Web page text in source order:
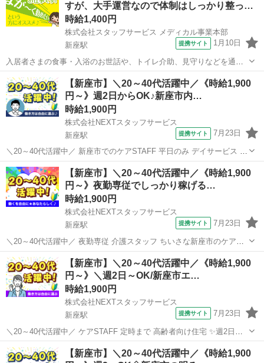
す。...
すが、大手運営なので体制はしっかり整っ…
時給1,400円
株式会社スタッフサービス メディカル事業本部
新座駅
提携サイト 1月10日
入居者さまの食事・入浴のお世話や、トイレ介助、見守りなどを通し
て日常生活をしていく中での手厚い支援などをお願いします。 ◆スタ
ッフサービス・メディカル埼玉介護オフィス【０１２０−５１５−８６
４】 派遣社員 ■交通費支給...
埼玉 新座市 新座駅
【新座市】＼20～40代活躍中／《時給1,900
円～》週2日からOK♪新座市内…
時給1,900円
株式会社NEXTスタッフサービス
新座駅
提携サイト 7月23日
＼20～40代活躍中／ 新座市でのケアSTAFF 平日のみ デイサービス ✨
日勤のみ!家庭と両立しやすい介護ワーク✨ 明るく開放的な施設で、無
理なく続けられるお仕事* おすすめPOINT ✅日勤のみ/残業ほぼなし ✅
週...
埼玉 新座市 新座駅 介護
【新座市】＼20～40代活躍中／《時給1,900
円～》夜勤専従でしっかり稼げる…
時給1,900円
株式会社NEXTスタッフサービス
新座駅
提携サイト 7月23日
＼20～40代活躍中／ 夜勤専従 介護スタッフ ちいさな新座市のケアホ
ーム */* *複数人で対応するので安心◎* *何かあってもすぐに相談でき
る夜勤のお仕事* *＼* 入居者さんの生活のサポートをお願いします。
夜勤...
埼玉 新座市 新座駅
【新座市】＼20～40代活躍中／《時給1,900
円～》＼週2日～OK/新座市エ…
時給1,900円
株式会社NEXTスタッフサービス
新座駅
提携サイト 7月23日
＼20～40代活躍中／ ケアSTAFF 定時まで 高齢者向け住宅 ✨週2日～/
即日勤務可/履歴書不要でスピーディーなお仕事探し✨ ・日勤、夜勤、
曜日固定など、ご希望に合わせて働けます 【業務内容】 ・ご利用者さ
埼玉 新座市 新座駅
【新座市】＼20～40代活躍中／《時給1,900